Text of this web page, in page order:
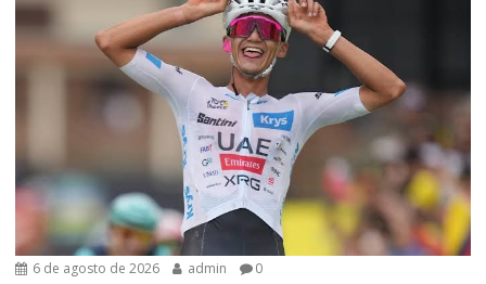
6 de agosto de 2026 admin 0